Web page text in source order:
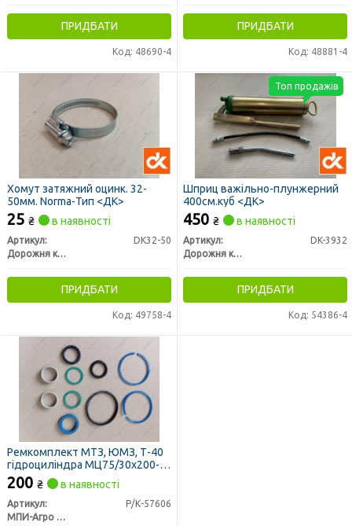
ПРИДБАТИ
Код: 48690-4
ПРИДБАТИ
Код: 48881-4
Хомут затяжний оцинк. 32-
50мм. Norma-Тип <ДК>
25 ₴ в наявності
Артикул:
DK32-50
Дорожня карта
ПРИДБАТИ
Код: 49758-4
Шприц важільно-плунжерний
400см.куб <ДК>
450 ₴ в наявності
Артикул:
DK-3932
Дорожня карта
ПРИДБАТИ
Код: 54386-4
Топ продажів
Ремкомплект МТЗ, ЮМЗ, Т-40
гідроциліндра МЦ75/30х200-
3.44 ТОВ "ГІДРОСИЛА-ТЕТІС"
(вир-во МПИ-Агро, м.
Мелітополь)
200 ₴ в наявності
Артикул:
Р/К-57606
МПИ-Агро ООО TM RINGROUP